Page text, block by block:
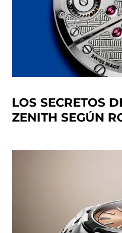
LOS SECRETOS
ZENITH SEGÚN